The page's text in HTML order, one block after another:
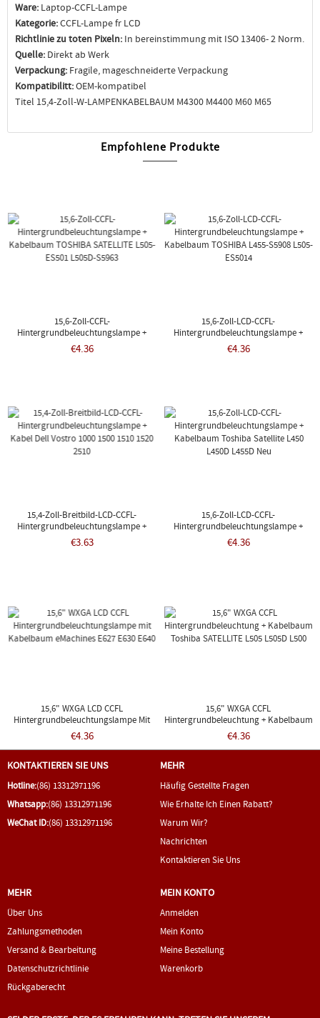
Ware: Laptop-CCFL-Lampe
Kategorie:CCFL-Lampe fr LCD
Richtlinie zu toten Pixeln: In bereinstimmung mit ISO 13406- 2 Norm.
Quelle: Direkt ab Werk
Verpackung: Fragile, mageschneiderte Verpackung
Kompatibilitt:OEM-kompatibel
Titel 15,4-Zoll-W-LAMPENKABELBAUM M4300 M4400 M60 M65
Empfohlene Produkte
15,6-Zoll-CCFL-
Hintergrundbeleuchtungslampe +
Kabelbaum TOSHIBA SATELLITE L505-
ES501 L505D-S5963
€4.36
15,6-Zoll-LCD-CCFL-
Hintergrundbeleuchtungslampe +
Kabelbaum TOSHIBA L455-S5908 L505-
ES5014
€4.36
15,4-Zoll-Breitbild-LCD-CCFL-
Hintergrundbeleuchtungslampe +
Kabel Dell Vostro 1000 1500 1510 1520
2510
€3.63
15,6-Zoll-LCD-CCFL-
Hintergrundbeleuchtungslampe +
Kabelbaum Toshiba Satellite L450
L450D L455D Neu
€4.36
15,6" WXGA LCD CCFL
Hintergrundbeleuchtungslampe Mit
Kabelbaum EMachines E627 E630 E640
€4.36
15,6" WXGA CCFL
Hintergrundbeleuchtung + Kabelbaum
Toshiba SATELLITE L505 L505D L500
€4.36
KONTAKTIEREN SIE UNS
Hotline:(86) 13312971196
Whatsapp:(86) 13312971196
WeChat ID:(86) 13312971196
MEHR
Häufig Gestellte Fragen
Wie Erhalte Ich Einen Rabatt?
Warum Wir?
Nachrichten
Kontaktieren Sie Uns
MEHR
Über Uns
Zahlungsmethoden
Versand & Bearbeitung
Datenschutzrichtlinie
Rückgaberecht
MEIN KONTO
Anmelden
Mein Konto
Meine Bestellung
Warenkorb